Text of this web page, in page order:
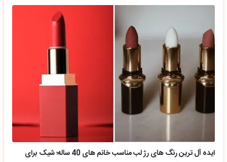
ایده آل ترین رنگ های رژ لب مناسب خانم های 40 ساله؛ شیک برای